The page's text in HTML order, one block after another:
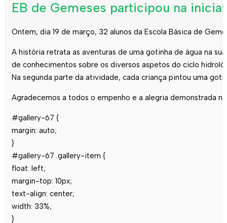
EB de Gemeses participou na
Ontem, dia 19 de março, 32 alunos da Escola Básica de
A história retrata as aventuras de uma gotinha de água na
de conhecimentos sobre os diversos aspetos do ciclo
Na segunda parte da atividade, cada criança pintou uma
Agradecemos a todos o empenho e a alegria demonstrada
#gallery-67 {
margin: auto;
}
#gallery-67 .gallery-item {
float: left;
margin-top: 10px;
text-align: center;
width: 33%;
}